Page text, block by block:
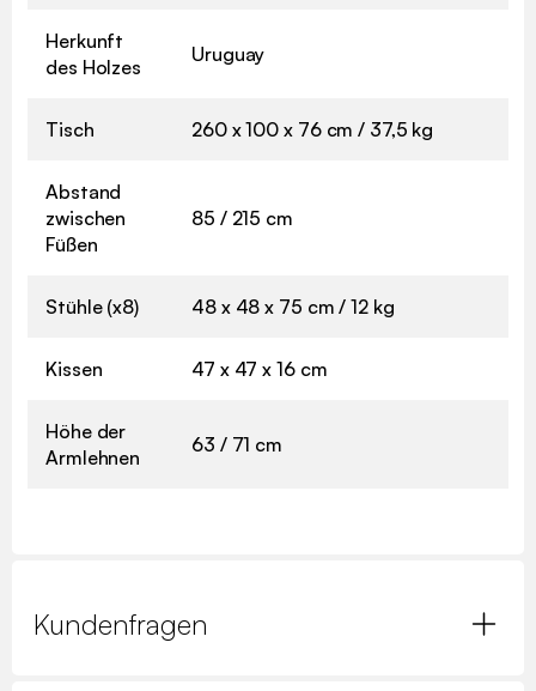
Herkunft
des Holzes
Uruguay
Tisch 260 x 100 x 76 cm / 37,5 kg
Abstand
zwischen
Füßen
85 / 215 cm
Stühle (x8) 48 x 48 x 75 cm / 12 kg
Kissen 47 x 47 x 16 cm
Höhe der
Armlehnen
63 / 71 cm
Kundenfragen